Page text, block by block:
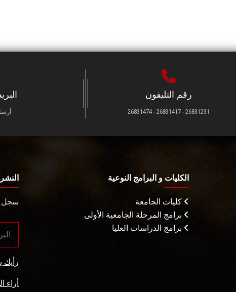
رقم التليفون
26831231 - 26831417 - 26831474
الكليات و البرامج النوعية
كليات الجامعة
برامج المرحلة الجامعية الأولى
برامج الدراسات العليا
سجل
رأيك
أراء